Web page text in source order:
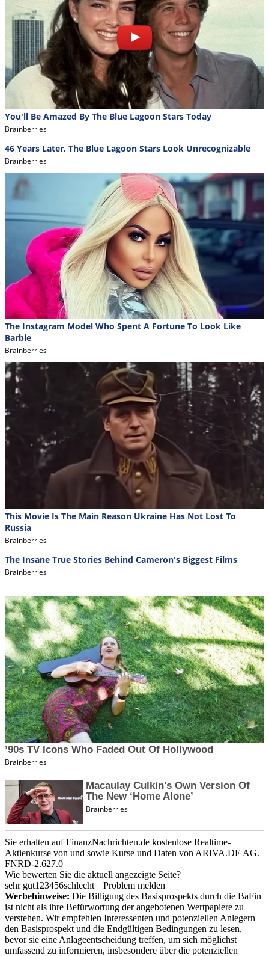
Sie erhalten auf FinanzNachrichten.de kostenlose Realtime-
Aktienkurse von und sowie Kurse und Daten von ARIVA.DE AG.
FNRD-2.627.0
Wie bewerten Sie die aktuell angezeigte Seite?
sehr gut1 23456schlecht
Problem melden
Werbehinweise: Die Billigung des Basisprospekts durch die BaFin
ist nicht als ihre Befürwortung der angebotenen Wertpapiere zu
verstehen. Wir empfehlen Interessenten und potenziellen Anlegern
den Basisprospekt und die Endgültigen Bedingungen zu lesen,
bevor sie eine Anlageentscheidung treffen, um sich möglichst
umfassend zu informieren, insbesondere über die potenziellen